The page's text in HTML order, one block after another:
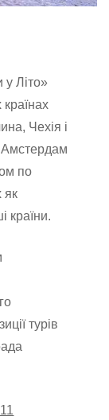
Літо»
Чехія і
Амстердам
по
як
країни.
турів